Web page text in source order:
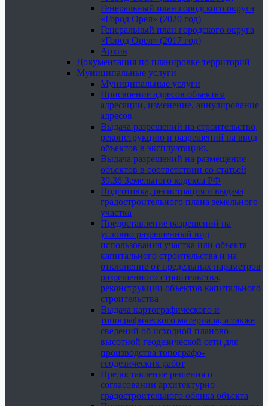
Генеральный план городского округа
«Город Орел» (2020 год)
Генеральный план городского округа
«Город Орел» (2017 год)
Архив
Документация по планировке территорий
Муниципальные услуги
Муниципальные услуги
Присвоение адресов объектам
адресации, изменение, аннулирование
адресов
Выдача разрешений на строительство,
реконструкцию и разрешений на ввод
объектов в эксплуатацию.
Выдача разрешений на размещение
объектов в соответствии со статьей
39.36 Земельного кодекса РФ
Подготовка, регистрация и выдача
градостроительного плана земельного
участка
Предоставление разрешений на
условно разрешенный вид
использования участка или объекта
капитального строительства и на
отклонение от предельных параметров
разрешенного строительства,
реконструкции объектов капитального
строительства
Выдача картографического и
топографического материала, а также
сведений об исходной планово-
высотной геодезической сети для
производства топографо-
геодезических работ
Предоставление решения о
согласовании архитектурно-
градостроительного облика объекта